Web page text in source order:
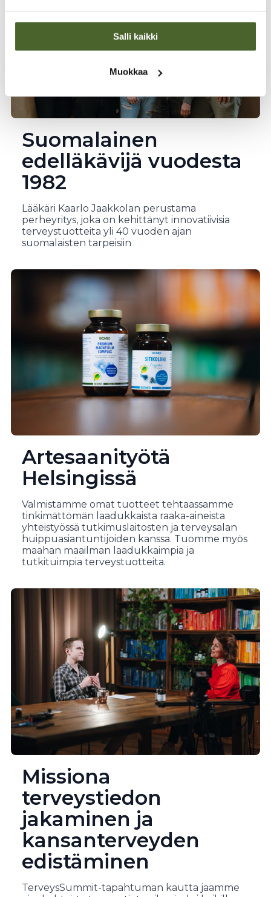
Salli kaikki
Muokkaa
Suomalainen
edelläkävijä vuodesta
1982
Lääkäri Kaarlo Jaakkolan perustama
perheyritys, joka on kehittänyt innovatiivisia
terveystuotteita yli 40 vuoden ajan
suomalaisten tarpeisiin
Artesaanityötä
Helsingissä
Valmistamme omat tuotteet tehtaassamme
tinkimättömän laadukkaista raaka-aineista
yhteistyössä tutkimuslaitosten ja terveysalan
huippuasiantuntijoiden kanssa. Tuomme myös
maahan maailman laadukkaimpia ja
tutkituimpia terveystuotteita.
Missiona
terveystiedon
jakaminen ja
kansanterveyden
edistäminen
TerveysSummit-tapahtuman kautta jaamme